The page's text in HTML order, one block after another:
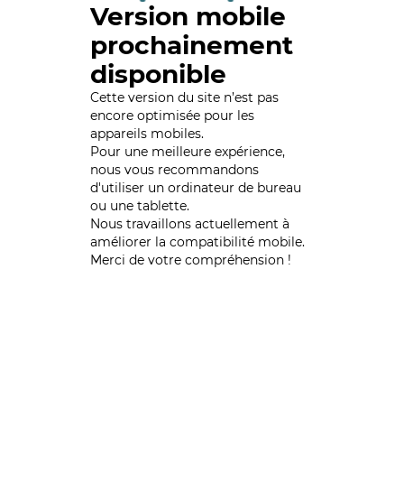
Version mobile
prochainement
disponible
Cette version du site n’est pas
encore optimisée pour les
appareils mobiles.
Pour une meilleure expérience,
nous vous recommandons
d'utiliser un ordinateur de bureau
ou une tablette.
Nous travaillons actuellement à
améliorer la compatibilité mobile.
Merci de votre compréhension !